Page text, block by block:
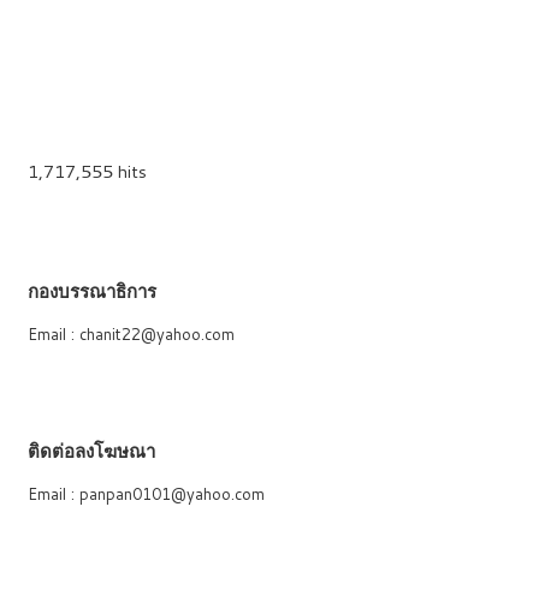
1,717,555 hits
กองบรรณาธิการ
Email : chanit22@yahoo.com
ติดต่อลงโฆษณา
Email : panpan0101@yahoo.com